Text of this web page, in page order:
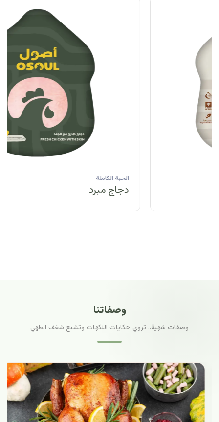
وصفاتنا
وصفات شهية.. تروي حكايات النكهات وتشبع شغف الطهي